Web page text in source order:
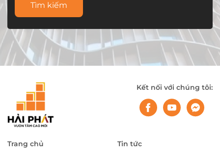
Tìm kiếm
Kết nối với chúng tôi:
Trang chủ Tin tức